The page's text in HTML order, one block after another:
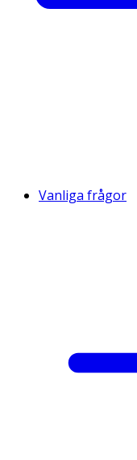
Vanliga frågor